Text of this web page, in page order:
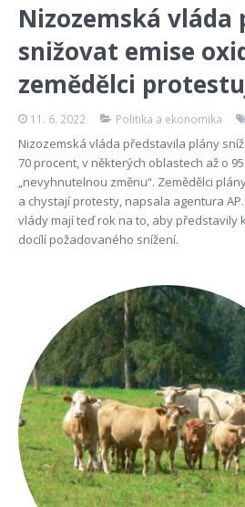
Nizozemská vláda
snižovat emise
zemědělci
11. 6. 2022 Politika a ekonomika
Nizozemská vláda představila plány
70 procent, v některých oblastech až o
„nevyhnutelnou změnu“. Zemědělci
a chystají protesty, napsala agentura
vlády mají teď rok na to, aby představily
docílí požadovaného snížení.